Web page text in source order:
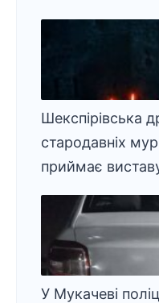
Шекспірівська
стародавніх
приймає виставу
У Мукачеві